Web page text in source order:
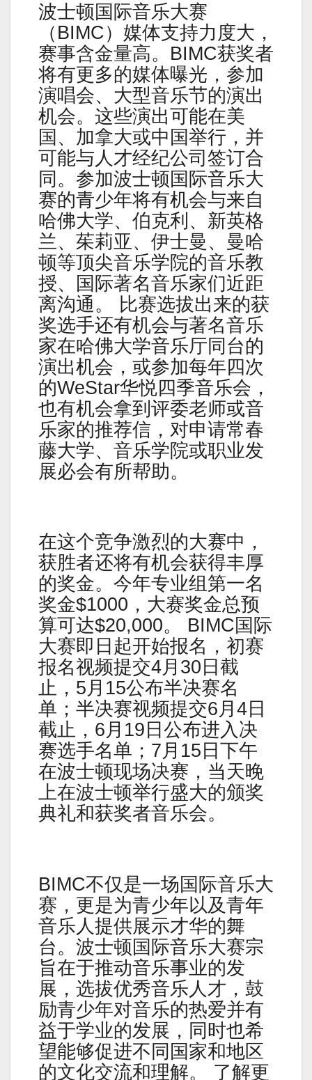
波士顿国际音乐大赛
（BIMC）媒体支持力度大，
赛事含金量高。BIMC获奖者
将有更多的媒体曝光，参加
演唱会、大型音乐节的演出
机会。这些演出可能在美
国、加拿大或中国举行，并
可能与人才经纪公司签订合
同。参加波士顿国际音乐大
赛的青少年将有机会与来自
哈佛大学、伯克利、新英格
兰、茱莉亚、伊士曼、曼哈
顿等顶尖音乐学院的音乐教
授、国际著名音乐家们近距
离沟通。 比赛选拔出来的获
奖选手还有机会与著名音乐
家在哈佛大学音乐厅同台的
演出机会，或参加每年四次
的WeStar华悦四季音乐会，
也有机会拿到评委老师或音
乐家的推荐信，对申请常春
藤大学、音乐学院或职业发
展必会有所帮助。
在这个竞争激烈的大赛中，
获胜者还将有机会获得丰厚
的奖金。今年专业组第一名
奖金$1000，大赛奖金总预
算可达$20,000。 BIMC国际
大赛即日起开始报名，初赛
报名视频提交4月30日截
止，5月15公布半决赛名
单；半决赛视频提交6月4日
截止，6月19日公布进入决
赛选手名单；7月15日下午
在波士顿现场决赛，当天晚
上在波士顿举行盛大的颁奖
典礼和获奖者音乐会。
BIMC不仅是一场国际音乐大
赛，更是为青少年以及青年
音乐人提供展示才华的舞
台。波士顿国际音乐大赛宗
旨在于推动音乐事业的发
展，选拔优秀音乐人才，鼓
励青少年对音乐的热爱并有
益于学业的发展，同时也希
望能够促进不同国家和地区
的文化交流和理解。 了解更